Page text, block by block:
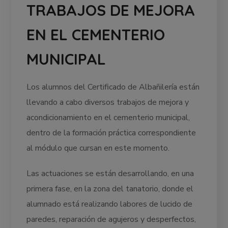
TRABAJOS DE MEJORA
EN EL CEMENTERIO
MUNICIPAL
Los alumnos del Certificado de Albañilería están
llevando a cabo diversos trabajos de mejora y
acondicionamiento en el cementerio municipal,
dentro de la formación práctica correspondiente
al módulo que cursan en este momento.
Las actuaciones se están desarrollando, en una
primera fase, en la zona del tanatorio, donde el
alumnado está realizando labores de lucido de
paredes, reparación de agujeros y desperfectos,